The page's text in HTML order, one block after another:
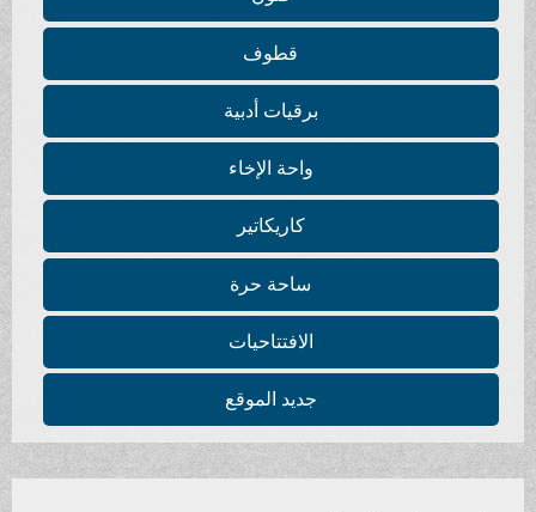
قطوف
برقيات أدبية
واحة الإخاء
كاريكاتير
ساحة حرة
الافتتاحيات
جديد الموقع